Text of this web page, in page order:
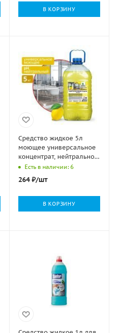
В КОРЗИНУ
Средство жидкое 5л
моющее универсальное
концентрат, нейтральное
эко Clean&Green ПЭТ1/2
Есть в наличии: 6
264₽/шт
В КОРЗИНУ